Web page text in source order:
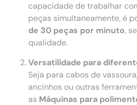
capacidade de trabalhar
peças simultaneamente, é
de 30 peças por minuto,
qualidade.
Versatilidade para
Seja para cabos de
ancinhos ou outras
as Máquinas para